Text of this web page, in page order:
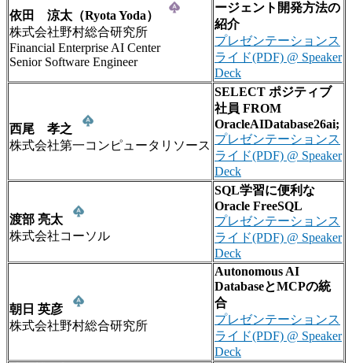
依田 涼太（Ryota Yoda）
株式会社野村総合研究所
Financial Enterprise AI Center
Senior Software Engineer
ージェント開発方法の
紹介
プレゼンテーションス
ライド(PDF) @ Speaker
Deck
西尾 孝之
株式会社第一コンピュータリソース
SELECT ポジティブ
社員 FROM
OracleAIDatabase26ai;
プレゼンテーションス
ライド(PDF) @ Speaker
Deck
渡部 亮太
株式会社コーソル
SQL学習に便利な
Oracle FreeSQL
プレゼンテーションス
ライド(PDF) @ Speaker
Deck
朝日 英彦
株式会社野村総合研究所
Autonomous AI
DatabaseとMCPの統
合
プレゼンテーションス
ライド(PDF) @ Speaker
Deck